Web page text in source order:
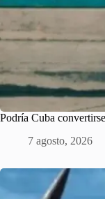
Podría Cuba
7 agosto, 2026